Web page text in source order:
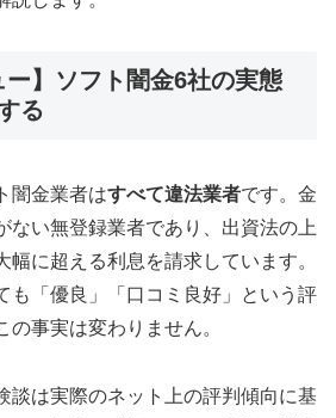
ー】ソフト闇金6社の実態
る
闇金業者はすべて違法業者です。金
ない無登録業者であり、出資法の上
幅に超える利息を請求しています。
も「優良」「口コミ良好」という評
の事実は変わりません。
談は実際のネット上の評判傾向に基